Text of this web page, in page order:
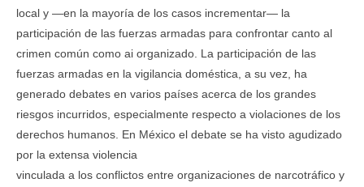
local y —en la mayoría de los casos incrementar— la
participación de las fuerzas armadas para confrontar canto al
crimen común como ai organizado. La participación de las
fuerzas armadas en la vigilancia doméstica, a su vez, ha
generado debates en varios países acerca de los grandes
riesgos incurridos, especialmente respecto a violaciones de los
derechos humanos. En México el debate se ha visto agudizado
por la extensa violencia
vinculada a los conflictos entre organizaciones de narcotráfico y